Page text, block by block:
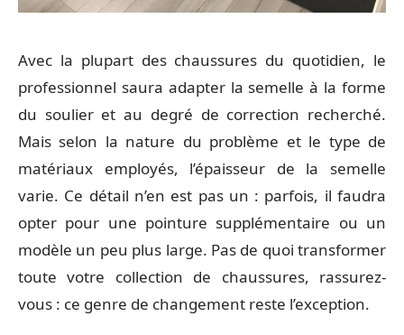
Avec la plupart des chaussures du quotidien, le
professionnel saura adapter la semelle à la forme
du soulier et au degré de correction recherché.
Mais selon la nature du problème et le type de
matériaux employés, l’épaisseur de la semelle
varie. Ce détail n’en est pas un : parfois, il faudra
opter pour une pointure supplémentaire ou un
modèle un peu plus large. Pas de quoi transformer
toute votre collection de chaussures, rassurez-
vous : ce genre de changement reste l’exception.